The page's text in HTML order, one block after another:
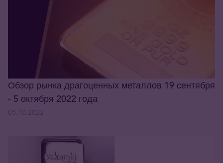
Обзор рынка драгоценных металлов 19 сентября
- 5 октября 2022 года